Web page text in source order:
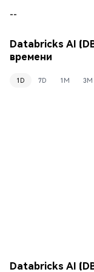
--
Databricks AI
времени
1D 7D 1M 3M
Databricks AI